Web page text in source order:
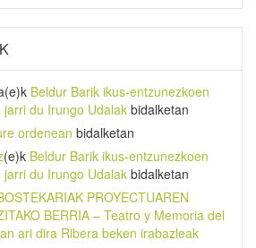
(e)k Beldur Barik ikus-entzunezkoen
du Irungo Udalak bidalketan
ordenean bidalketan
(e)k Beldur Barik ikus-entzunezkoen
du Irungo Udalak bidalketan
PROYECTUAREN
BERRIA – Teatro y Memoria del
ari dira Ribera beken irabazleak